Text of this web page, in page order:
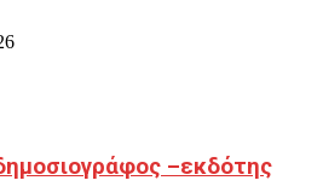
–εκδότης